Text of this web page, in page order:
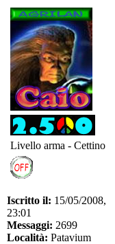
Livello arma - Cettino
Iscritto il: 15/05/2008,
23:01
Messaggi: 2699
Località: Patavium